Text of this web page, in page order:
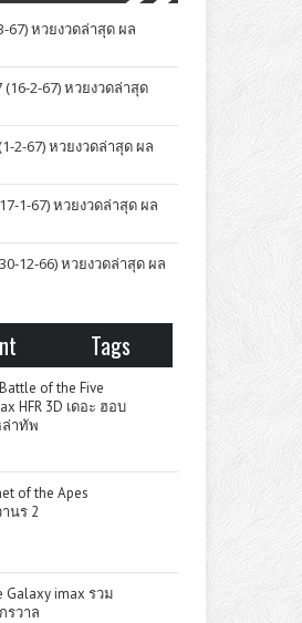
67) หวยงวดล่าสุด ผล
2-67) หวยงวดล่าสุด
2-67) หวยงวดล่าสุด ผล
1-67) หวยงวดล่าสุด ผล
12-66) หวยงวดล่าสุด ผล
Tags
of the Five
HFR 3D เดอะ ฮอบ
ล่าทัพ
of the Apes
นร 2
Galaxy imax รวม
วาล